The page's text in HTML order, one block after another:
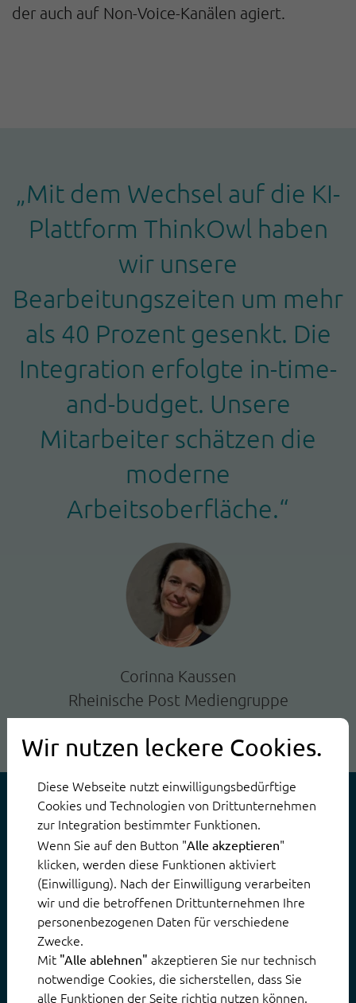
Wir nutzen leckere Cookies.
Diese Webseite nutzt einwilligungsbedürftige
Cookies und Technologien von Drittunternehmen
zur Integration bestimmter Funktionen.
Wenn Sie auf den Button "Alle akzeptieren"
klicken, werden diese Funktionen aktiviert
(Einwilligung). Nach der Einwilligung verarbeiten
wir und die betroffenen Drittunternehmen Ihre
personenbezogenen Daten für verschiedene
Zwecke.
Mit "Alle ablehnen" akzeptieren Sie nur technisch
notwendige Cookies, die sicherstellen, dass Sie
alle Funktionen der Seite richtig nutzen können.
der auch auf Non-Voice-Kanälen agiert.
„Mit dem Wechsel auf die KI-
Plattform ThinkOwl haben
wir unsere
Bearbeitungszeiten um mehr
als 40 Prozent gesenkt. Die
Integration erfolgte in-time-
and-budget. Unsere
Mitarbeiter schätzen die
moderne
Arbeitsoberfläche.“
Corinna Kaussen
Rheinische Post Mediengruppe
an einer Umsetzung in Ihrem
Unternehmen? Gern!
Jetzt Demo vereinbaren